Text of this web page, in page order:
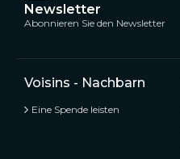
Newsletter
Abonnieren Sie den Newsletter
Voisins - Nachbarn
Eine Spende leisten